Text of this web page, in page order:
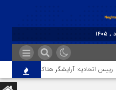
رییس اتحادیه: آرایشگر هتاک در قزوین عضو